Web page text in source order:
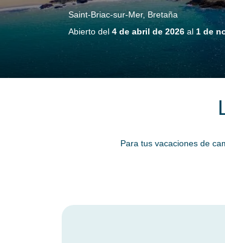
Saint-Briac-sur-Mer, Bretaña
Abierto del 4 de abril de 2026al 1 de
Para tus vacaciones de